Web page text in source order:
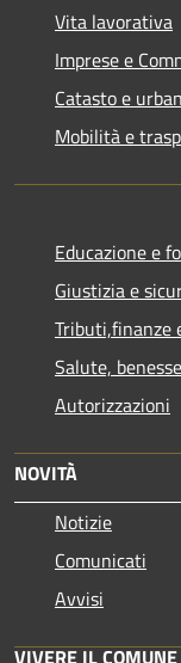
Vita lavorativa
Imprese e
Catasto e
Mobilità e
Educazione e
Giustizia e
Tributi,finanze
Salute,
Autorizzazioni
NOVITÀ
Notizie
Comunicati
Avvisi